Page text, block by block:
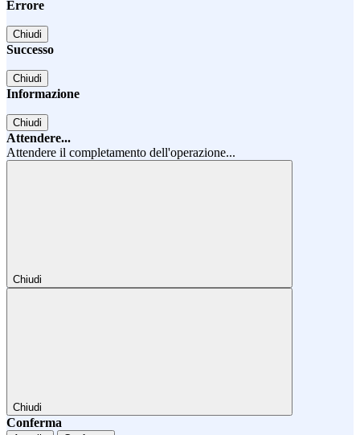
Errore
Chiudi
Successo
Chiudi
Informazione
Chiudi
Attendere...
Attendere il completamento dell'operazione...
Chiudi
Chiudi
Conferma